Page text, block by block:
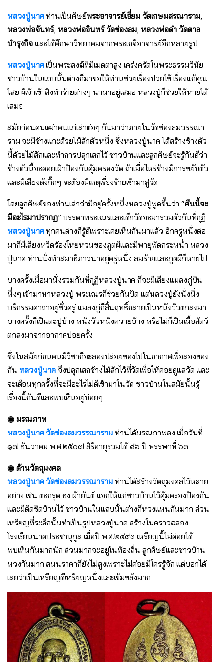
หลวงปู่นาค ท่านเป็นศิษย์พระอาจารย์เอี่ยม วัดเกษมสรณาราม,
หลวงพ่อจันทร์, หลวงพ่ออินทร์ วัดช่องลม, หลวงพ่อดำ วัดตาล
บำรุงกิจ และได้ศึกษาวิทยาคมจากพระเกจิอาจารย์อีกหลายรูป
หลวงปู่นาค เป็นพระสงฆ์ที่มีเมตตาสูง เคร่งครัดในพระธรรมวินัย
ชาวบ้านในแถบนั้นต่างก็มาขอให้ท่านช่วยเรื่องป่วยไข้ เรื่องแก้คุณ
ไสย ผีเจ้าเข้าสิงทำร้ายต่างๆ นานาอยู่เสมอ หลวงปู่ก็ช่วยให้หายได้
เสมอ
สมัยก่อนคนเฒ่าคนแก่เล่าต่อๆ กันมาว่าภายในวัดช่องลมวรรณา
ราม จะมีช้างแกะด้วยไม้สักตัวหนึ่ง ซึ่งหลวงปู่นาค ได้สร้างช้างตัว
นี้ด้วยไม้สักและทำการปลุกเสกไว้ ชาวบ้านและลูกศิษย์จะรู้กันดีว่า
ช้างตัวนี้จะคอยเฝ้าป้องกันคุ้มครองวัด ถ้าเมื่อไหร่ช้างมีการขยับตัว
และมีเสียงดังกิ๊กๆ จะต้องมีเหตุเรื่องร้ายเข้ามาสู่วัด
โดยลูกศิษย์ของท่านเล่าว่ามีอยู่ครั้งหนึ่งหลวงปู่พูดขึ้นว่า “คืนนี้จะ
มีอะไรมาปรากฏ” บรรดาพระเณรและเด็กวัดจะมารวมตัวกันที่กุฏิ
หลวงปู่นาค ทุกคนต่างก็รู้ดีเพราะเคยเห็นกันมาแล้ว อีกครู่หนึ่งต่อ
มาก็มีเสียงหวีดร้องโหยหวนของภูตผีและมีพายุพัดกระหน่ำ หลวง
ปู่นาค ท่านนั่งทำสมาธิภาวนาอยู่ครู่หนึ่ง ลมร้ายและภูตผีก็หายไป
บางครั้งเมื่อมานั่งรวมกันที่กุฏิหลวงปู่นาค ก็จะมีเสียงแมลงภู่บิน
หึ่งๆ เข้ามาหาหลวงปู่ พระเณรก็ช่วยกันปัด แต่หลวงปู่ยังนั่งนิ่ง
บริกรรมคาถาอยู่ชั่วครู่ แมลงภู่ก็สิ้นฤทธิ์กลายเป็นหนังวัวตกลงมา
บางครั้งก็เป็นตะปูบ้าง หนังวัวหนังควายบ้าง หรือไม่ก็เป็นเนื้อสัตว์
ตกลงมาจากอากาศบ่อยครั้ง
ซึ่งในสมัยก่อนคนมีวิชาก็จะลองปล่อยของไปในอากาศเพื่อลองของ
กัน หลวงปู่นาค จึงปลุกเสกช้างไม้สักไว้ที่วัดเพื่อให้คอยดูแลวัด และ
จะเตือนทุกครั้งที่จะมีอะไรไม่ดีเข้ามาในวัด ชาวบ้านในสมัยนั้นรู้
เรื่องนี้กันดีและพบเห็นอยู่บ่อยๆ
◉ มรณภาพ
หลวงปู่นาค วัดช่องลมวรรณาราม ท่านได้มรณภาพลง เมื่อวันที่
๑๗ ธันวาคม พ.ศ.๒๕๐๗ สิริอายุรวมได้ ๘๖ ปี พรรษาที่ ๖๓
◉ ด้านวัตถุมงคล
หลวงปู่นาค วัดช่องลมวรรณาราม ท่านได้สร้างวัตถุมงคลไว้หลาย
อย่าง เช่น ตะกรุด ธง ผ้ายันต์ แจกให้แก่ชาวบ้านไว้คุ้มครองป้องกัน
และมีติดชิดบ้านไว้ ชาวบ้านในแถบนั้นต่างก็หวงแหนกันมาก ส่วน
เหรียญที่ระลึกนั้นทำเป็นรูปหลวงปู่นาค สร้างในคราวฉลอง
โรงเรียนนาคประชานุกูล เมื่อปี พ.ศ.๒๔๙๓ เหรียญนี้ไม่ค่อยได้
พบเห็นกันมากนัก ส่วนมากจะอยู่ในท้องถิ่น ลูกศิษย์และชาวบ้าน
หวงกันมาก สนนราคาก็ยังไม่สูงเพราะไม่ค่อยมีใครรู้จัก แต่บอกได้
เลยว่าเป็นเหรียญดีเหรียญหนึ่งและเข้มขลังมาก